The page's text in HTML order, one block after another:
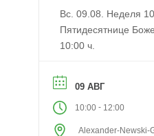
Вс. 09.08. Неделя
Пятидесятнице
10:00 ч.
09 АВГ
10:00- 12:00
Alexander-Newski-